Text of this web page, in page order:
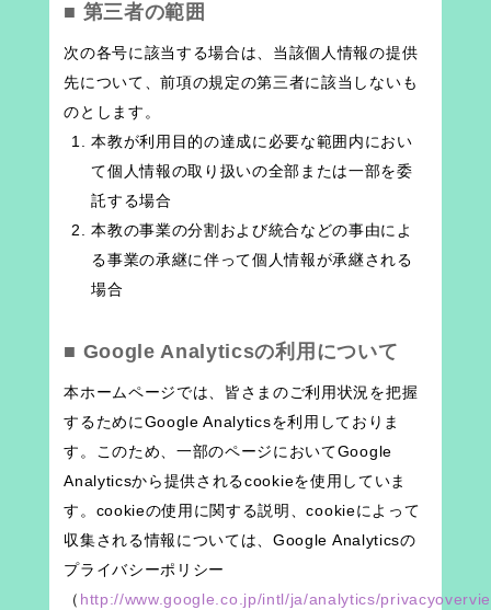
■ 第三者の範囲
次の各号に該当する場合は、当該個人情報の提供
先について、前項の規定の第三者に該当しないも
のとします。
本教が利用目的の達成に必要な範囲内におい
て個人情報の取り扱いの全部または一部を委
託する場合
本教の事業の分割および統合などの事由によ
る事業の承継に伴って個人情報が承継される
場合
■ Google Analyticsの利用について
本ホームページでは、皆さまのご利用状況を把握
するためにGoogle Analyticsを利用しておりま
す。このため、一部のページにおいてGoogle
Analyticsから提供されるcookieを使用していま
す。cookieの使用に関する説明、cookieによって
収集される情報については、Google Analyticsの
プライバシーポリシー
（ http://www.google.co.jp/intl/ja/analytics/